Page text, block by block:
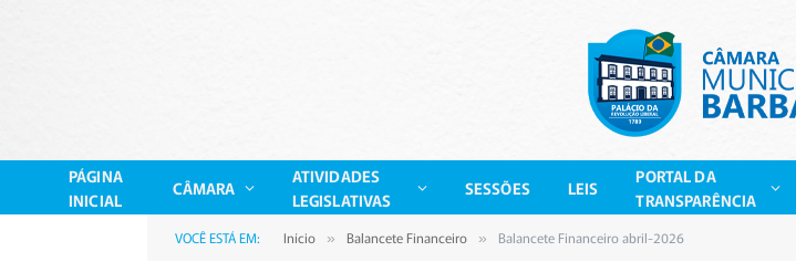
PÁGINA
INICIAL
CÂMARA
ATIVIDADES
LEGISLATIVAS
SESSÕES LEIS
PORTAL DA
TRANSPARÊNCIA
VOCÊ ESTÁ EM: Início » Balancete Financeiro » Balancete Financeiro abril-2026